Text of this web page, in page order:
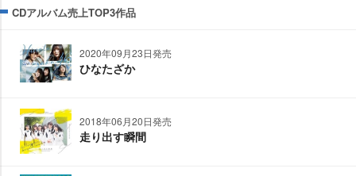
CDアルバム売上TOP3作品
2020年09月23日発売
ひなたざか
2018年06月20日発売
走り出す瞬間